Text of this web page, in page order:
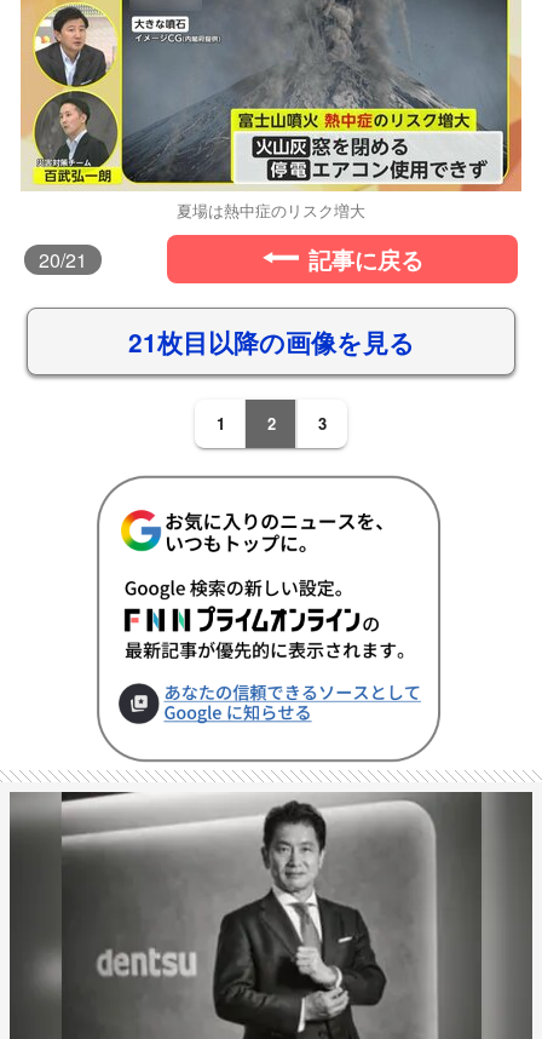
夏場は熱中症のリスク増大
20/21 記事に戻る
21枚目以降の画像を見る
1 2 3